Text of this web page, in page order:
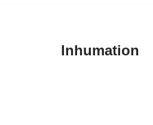
Inhumation